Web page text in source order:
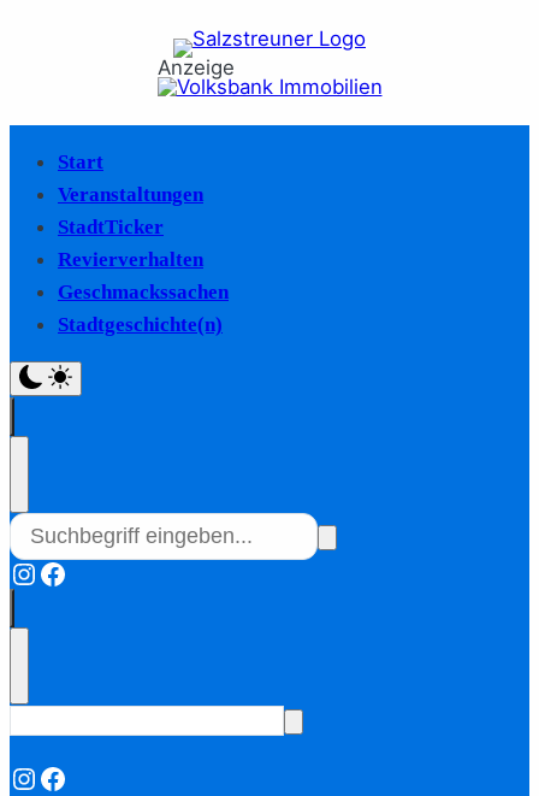
Anzeige
Start
Veranstaltungen
StadtTicker
Revierverhalten
Geschmackssachen
Stadtgeschichte(n)
Instagram
Facebook
Instagram
Facebook